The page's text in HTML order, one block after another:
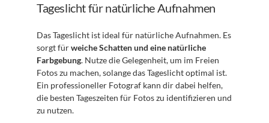
Tageslicht für natürliche Aufnahmen
Das Tageslicht ist ideal für natürliche Aufnahmen. Es
sorgt für weiche Schatten und eine natürliche
Farbgebung. Nutze die Gelegenheit, um im Freien
Fotos zu machen, solange das Tageslicht optimal ist.
Ein professioneller Fotograf kann dir dabei helfen,
die besten Tageszeiten für Fotos zu identifizieren und
zu nutzen.